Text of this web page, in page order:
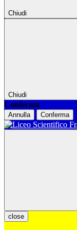
Chiudi
Chiudi
Conferma
Annulla Conferma
close